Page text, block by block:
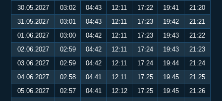
30.05.2027
03:02 04:43 12:11 17:22 19:41
21:20
31.05.2027
03:01 04:43 12:11 17:23 19:42
21:21
01.06.2027
03:00 04:42 12:11 17:23 19:43
21:22
02.06.2027
02:59 04:42 12:11 17:24 19:43
21:23
03.06.2027
02:59 04:42 12:11 17:24 19:44
21:24
04.06.2027
02:58 04:41 12:11 17:25 19:45
21:25
05.06.2027
02:57 04:41 12:12 17:25 19:45
21:26